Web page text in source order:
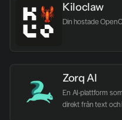
Kiloclaw
Din hostade
Zorq AI
En AI-plattform
direkt från text och